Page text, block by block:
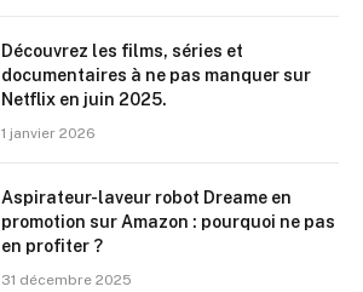
Découvrez les films, séries et
documentaires à ne pas manquer sur
Netflix en juin 2025.
1 janvier 2026
Aspirateur-laveur robot Dreame en
promotion sur Amazon : pourquoi ne pas
en profiter ?
31 décembre 2025